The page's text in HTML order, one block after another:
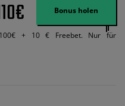
Bonus holen
100€ + 10 € Freebet. Nur für